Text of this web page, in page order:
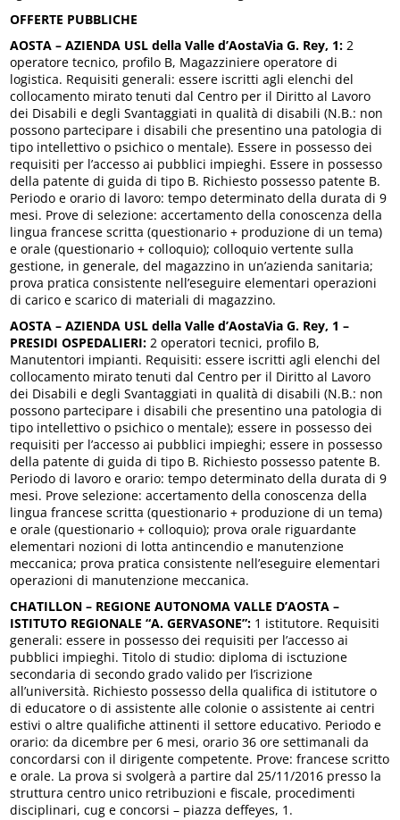
OFFERTE PUBBLICHE
AOSTA – AZIENDA USL della Valle d’AostaVia G. Rey, 1:2
operatore tecnico, profilo B, Magazziniere operatore di
logistica. Requisiti generali: essere iscritti agli elenchi del
collocamento mirato tenuti dal Centro per il Diritto al Lavoro
dei Disabili e degli Svantaggiati in qualità di disabili (N.B.: non
possono partecipare i disabili che presentino una patologia di
tipo intellettivo o psichico o mentale). Essere in possesso dei
requisiti per l’accesso ai pubblici impieghi. Essere in possesso
della patente di guida di tipo B. Richiesto possesso patente B.
Periodo e orario di lavoro: tempo determinato della durata di 9
mesi. Prove di selezione: accertamento della conoscenza della
lingua francese scritta (questionario + produzione di un tema)
e orale (questionario + colloquio); colloquio vertente sulla
gestione, in generale, del magazzino in un’azienda sanitaria;
prova pratica consistente nell’eseguire elementari operazioni
di carico e scarico di materiali di magazzino.
AOSTA – AZIENDA USL della Valle d’AostaVia G. Rey, 1 –
PRESIDI OSPEDALIERI:2 operatori tecnici, profilo B,
Manutentori impianti. Requisiti: essere iscritti agli elenchi del
collocamento mirato tenuti dal Centro per il Diritto al Lavoro
dei Disabili e degli Svantaggiati in qualità di disabili (N.B.: non
possono partecipare i disabili che presentino una patologia di
tipo intellettivo o psichico o mentale); essere in possesso dei
requisiti per l’accesso ai pubblici impieghi; essere in possesso
della patente di guida di tipo B. Richiesto possesso patente B.
Periodo di lavoro e orario: tempo determinato della durata di 9
mesi. Prove selezione: accertamento della conoscenza della
lingua francese scritta (questionario + produzione di un tema)
e orale (questionario + colloquio); prova orale riguardante
elementari nozioni di lotta antincendio e manutenzione
meccanica; prova pratica consistente nell’eseguire elementari
operazioni di manutenzione meccanica.
CHATILLON – REGIONE AUTONOMA VALLE D’AOSTA –
ISTITUTO REGIONALE “A. GERVASONE”: 1 istitutore. Requisiti
generali: essere in possesso dei requisiti per l’accesso ai
pubblici impieghi. Titolo di studio: diploma di isctuzione
secondaria di secondo grado valido per l’iscrizione
all’università. Richiesto possesso della qualifica di istitutore o
di educatore o di assistente alle colonie o assistente ai centri
estivi o altre qualifiche attinenti il settore educativo. Periodo e
orario: da dicembre per 6 mesi, orario 36 ore settimanali da
concordarsi con il dirigente competente. Prove: francese scritto
e orale. La prova si svolgerà a partire dal 25/11/2016 presso la
struttura centro unico retribuzioni e fiscale, procedimenti
disciplinari, cug e concorsi – piazza deffeyes, 1.